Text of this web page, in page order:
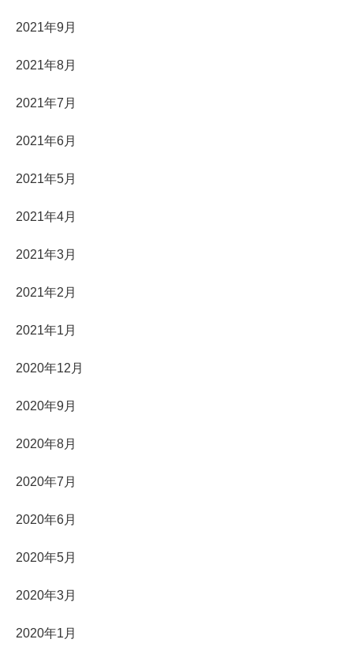
2021年9月
2021年8月
2021年7月
2021年6月
2021年5月
2021年4月
2021年3月
2021年2月
2021年1月
2020年12月
2020年9月
2020年8月
2020年7月
2020年6月
2020年5月
2020年3月
2020年1月